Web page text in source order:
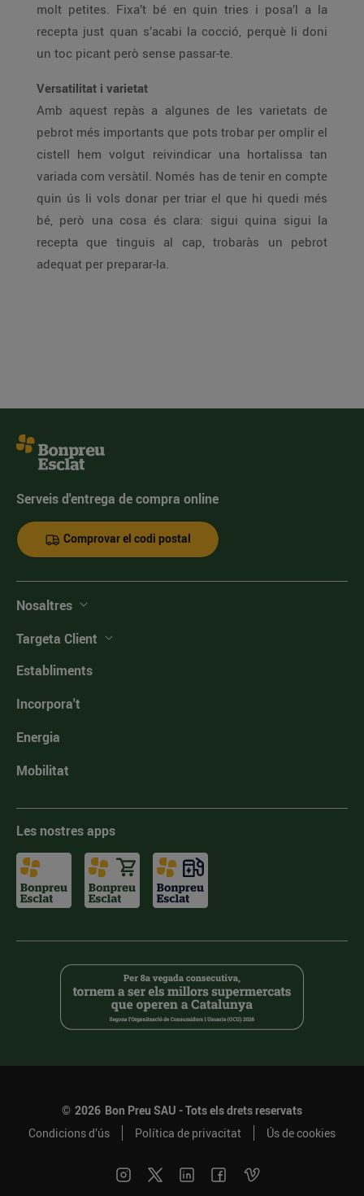
molt petites. Fixa’t bé en quin tries i posa’l a la
recepta just quan s’acabi la cocció, perquè li doni
un toc picant però sense passar-te.
Versatilitat i varietat
Amb aquest repàs a algunes de les varietats de
pebrot més importants que pots trobar per omplir el
cistell hem volgut reivindicar una hortalissa tan
variada com versàtil. Només has de tenir en compte
quin ús li vols donar per triar el que hi quedi més
bé, però una cosa és clara: sigui quina sigui la
recepta que tinguis al cap, trobaràs un pebrot
adequat per preparar-la.
Serveis d'entrega de compra online
Comprovar el codi postal
Nosaltres
Targeta Client
Establiments
Incorpora't
Energia
Mobilitat
Les nostres apps
© 2026 Bon Preu SAU - Tots els drets reservats
Condicions d’ús
Política de privacitat Ús de cookies